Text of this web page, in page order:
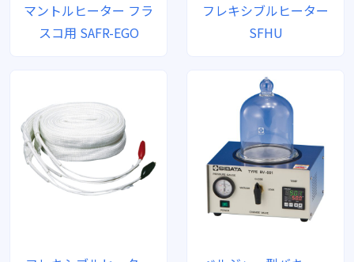
マントルヒーター フラ
スコ用 SAFR-EGO
フレキシブルヒーター
SFHU